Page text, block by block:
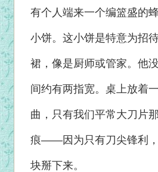
有个人端来一个编篮盛的
小饼。这小饼是特意为招
裙，像是厨师或管家。他
间约有两指宽。桌上放着
曲，只有我们平常大刀片
痕——因为只有刀尖锋利，
块掰下来。